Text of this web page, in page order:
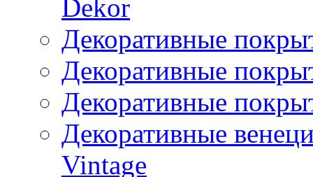
Dekor
Декоративные
Декоративные
Декоративные
Декоративные
Vintage